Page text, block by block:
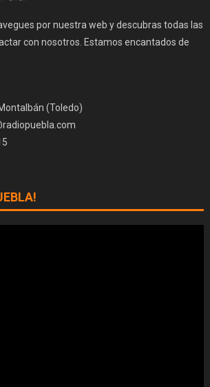
por nuestra web y descubras todas las
con nosotros. Estamos encantados de
(Toledo)